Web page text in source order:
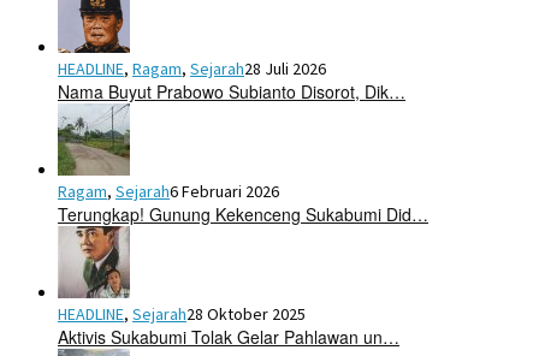
HEADLINE, Ragam, Sejarah28 Juli 2026
Nama Buyut Prabowo Subianto Disorot, Dik…
Ragam, Sejarah6 Februari 2026
Terungkap! Gunung Kekenceng Sukabumi Did…
HEADLINE, Sejarah28 Oktober 2025
Aktivis Sukabumi Tolak Gelar Pahlawan un…